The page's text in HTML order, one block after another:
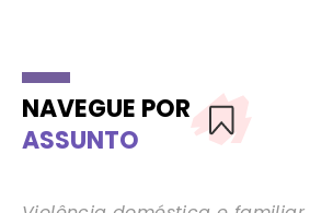
NAVEGUE POR
ASSUNTO